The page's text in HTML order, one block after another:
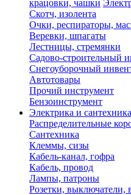
крацовки, чашки
Скотч, изолента
Очки, респираторы,
Веревки, шпагаты
Лестницы, стремянки
Садово-строительный
Снегоуборочный
Автотовары
Прочий инструмент
Бензоинструмент
Электрика и сантехника
Распределительные
Сантехника
Клеммы, сизы
Кабель-канал, гофра
Кабель, провод
Лампы, патроны
Розетки, выключатели,